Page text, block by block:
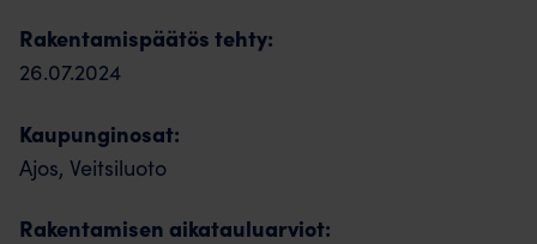
Rakentamispäätös tehty:
26.07.2024
Kaupunginosat:
Ajos, Veitsiluoto
Rakentamisen aikatauluarviot: